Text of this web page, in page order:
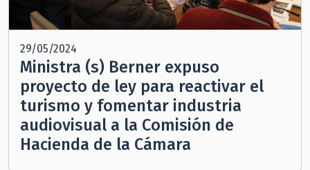
29/05/2024
Ministra (s) Berner expuso
proyecto de ley para reactivar el
turismo y fomentar industria
audiovisual a la Comisión de
Hacienda de la Cámara